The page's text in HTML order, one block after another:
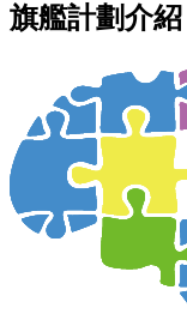
旗艦計劃介紹